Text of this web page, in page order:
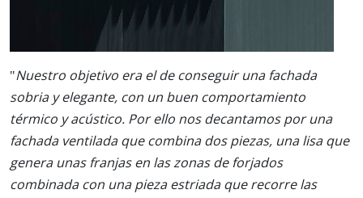
"Nuestro objetivo era el de conseguir una fachada
sobria y elegante, con un buen comportamiento
térmico y acústico. Por ello nos decantamos por una
fachada ventilada que combina dos piezas, una lisa que
genera unas franjas en las zonas de forjados
combinada con una pieza estriada que recorre las